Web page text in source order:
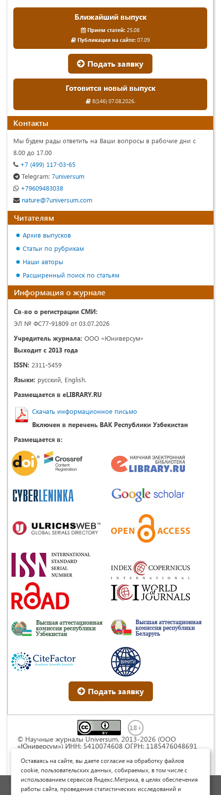
Ближайший выпуск
Прием статей: 25.08
Публикация на сайте:07.09
Подать заявку
Готовится новый выпуск
8(146) 07.08.2026.
Контакты
Мы будем рады ответить на Ваши вопросы в рабочие дни с
8.00 до 17.00
+7 (499) 117-03-65
Telegram: 7universum
+79609483038
nature@7universum.com
Читателям
Архив выпусков
Статьи по рубрикам
Наши авторы
Расширенный поиск по статьям
Информация о журнале
Св-во о регистрации СМИ:
ЭЛ № ФС77-91809 от 03.07.2026
Учредитель журнала: ООО «Юниверсум»
Выходит с 2013 года
ISSN: 2311-5459
Языки: русский, English.
Размещается в eLIBRARY.RU
Скачать информационное письмо
Включен в перечень ВАК Республики Узбекистан
Размещается в:
Подать заявку
© Научные журналы Universum, 2013-2026 (ООО
«Юниверсум») ИНН: 5410074608 ОГРН: 1185476048691
Commons « Attribution» («Атрибуция») 4.0
Непортированная
Политика обработки персональных данных
Оставаясь на сайте, вы даете согласие на обработку файлов
cookie, пользовательских данных, собираемых, в том числе с
использованием сервисов Яндекс.Метрика, в целях обеспечения
работы сайта, проведения статистических исследований и